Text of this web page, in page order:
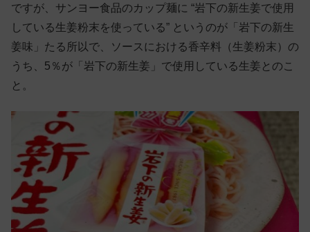
ですが、サンヨー食品のカップ麺に “岩下の新生姜で使用
している生姜粉末を使っている” というのが「岩下の新生
姜味」たる所以で、ソースにおける香辛料（生姜粉末）の
うち、5％が「岩下の新生姜」で使用している生姜とのこ
と。